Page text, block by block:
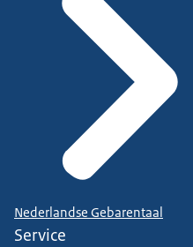
Nederlandse Gebarentaal
Service